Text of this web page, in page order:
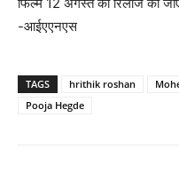
फिल्म 12 अगस्त को रिलीज की
-आईएएनएस
TAGS hrithik roshan
Pooja Hegde